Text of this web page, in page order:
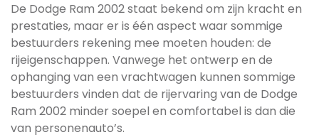
De Dodge Ram 2002 staat bekend om zijn kracht en
prestaties, maar er is één aspect waar sommige
bestuurders rekening mee moeten houden: de
rijeigenschappen. Vanwege het ontwerp en de
ophanging van een vrachtwagen kunnen sommige
bestuurders vinden dat de rijervaring van de Dodge
Ram 2002 minder soepel en comfortabel is dan die
van personenauto’s.